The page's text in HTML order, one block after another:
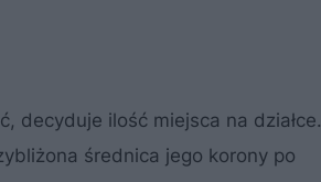
decyduje ilość miejsca na działce.
średnica jego korony po